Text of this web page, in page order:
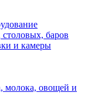
баров
и камеры
молока, овощей и